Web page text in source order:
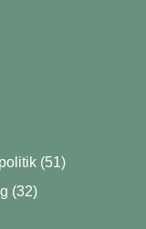
(51)
(32)